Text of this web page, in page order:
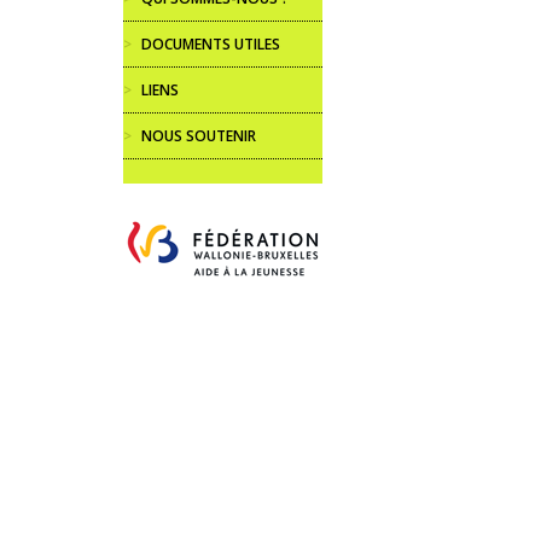
> DOCUMENTS UTILES
> LIENS
> NOUS SOUTENIR